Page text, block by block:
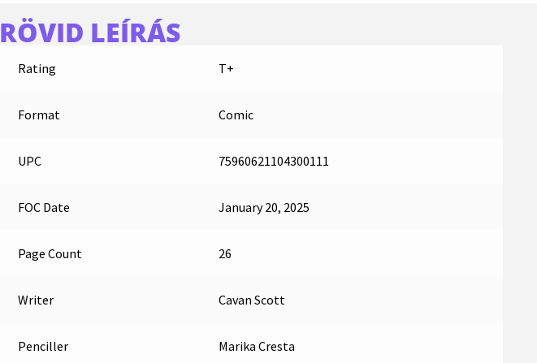
RÖVID LEÍRÁS
Rating T+
Format Comic
UPC 75960621104300111
FOC Date January 20, 2025
Page Count 26
Writer Cavan Scott
Penciller Marika Cresta